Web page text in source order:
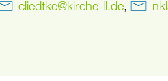
cliedtke@kirche-ll.de,